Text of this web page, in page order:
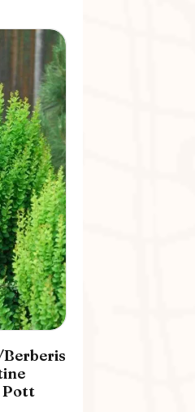
berberis
Pott